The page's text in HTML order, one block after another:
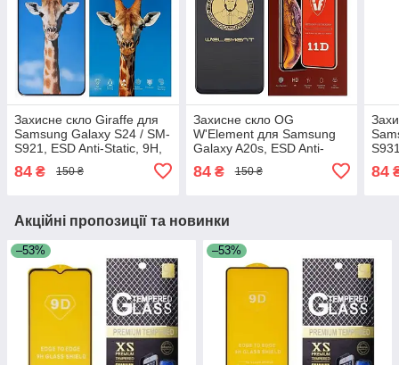
Захисне скло Giraffe для
Samsung Galaxy S24 / SM-
S921, ESD Anti-Static, 9H,
рамкою
84 ₴ 150 ₴
Захисне скло OG
W'Element для Samsung
Galaxy A20s, ESD Anti-
чорною рамкою
84₴ 150 ₴ 84
Акційні пропозиції та новинки
–53% –53%